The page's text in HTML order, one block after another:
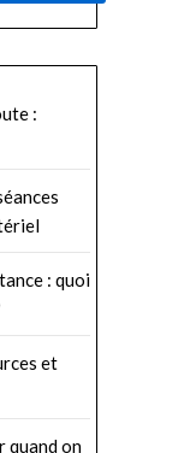
:
: quoi
et
quand on